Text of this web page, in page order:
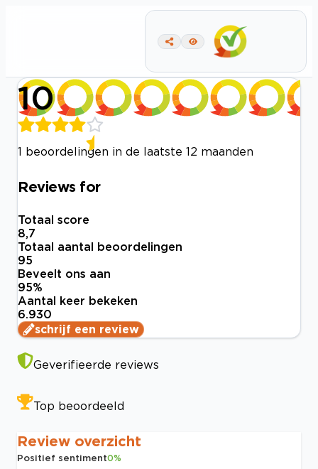
10
1 beoordelingen in de laatste 12 maanden
Reviews for
Totaal score
8,7
Totaal aantal beoordelingen
95
Beveelt ons aan
95%
Aantal keer bekeken
6.930
schrijf een review
Geverifieerde reviews
Top beoordeeld
Review overzicht
Positief sentiment0%